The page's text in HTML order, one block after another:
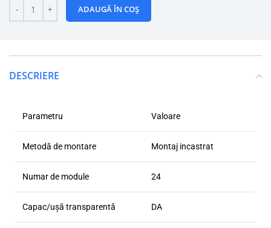
ADAUGĂ ÎN COȘ
DESCRIERE
Parametru Valoare
Metodă de montare Montaj incastrat
Numar de module 24
Capac/ușă transparentă DA